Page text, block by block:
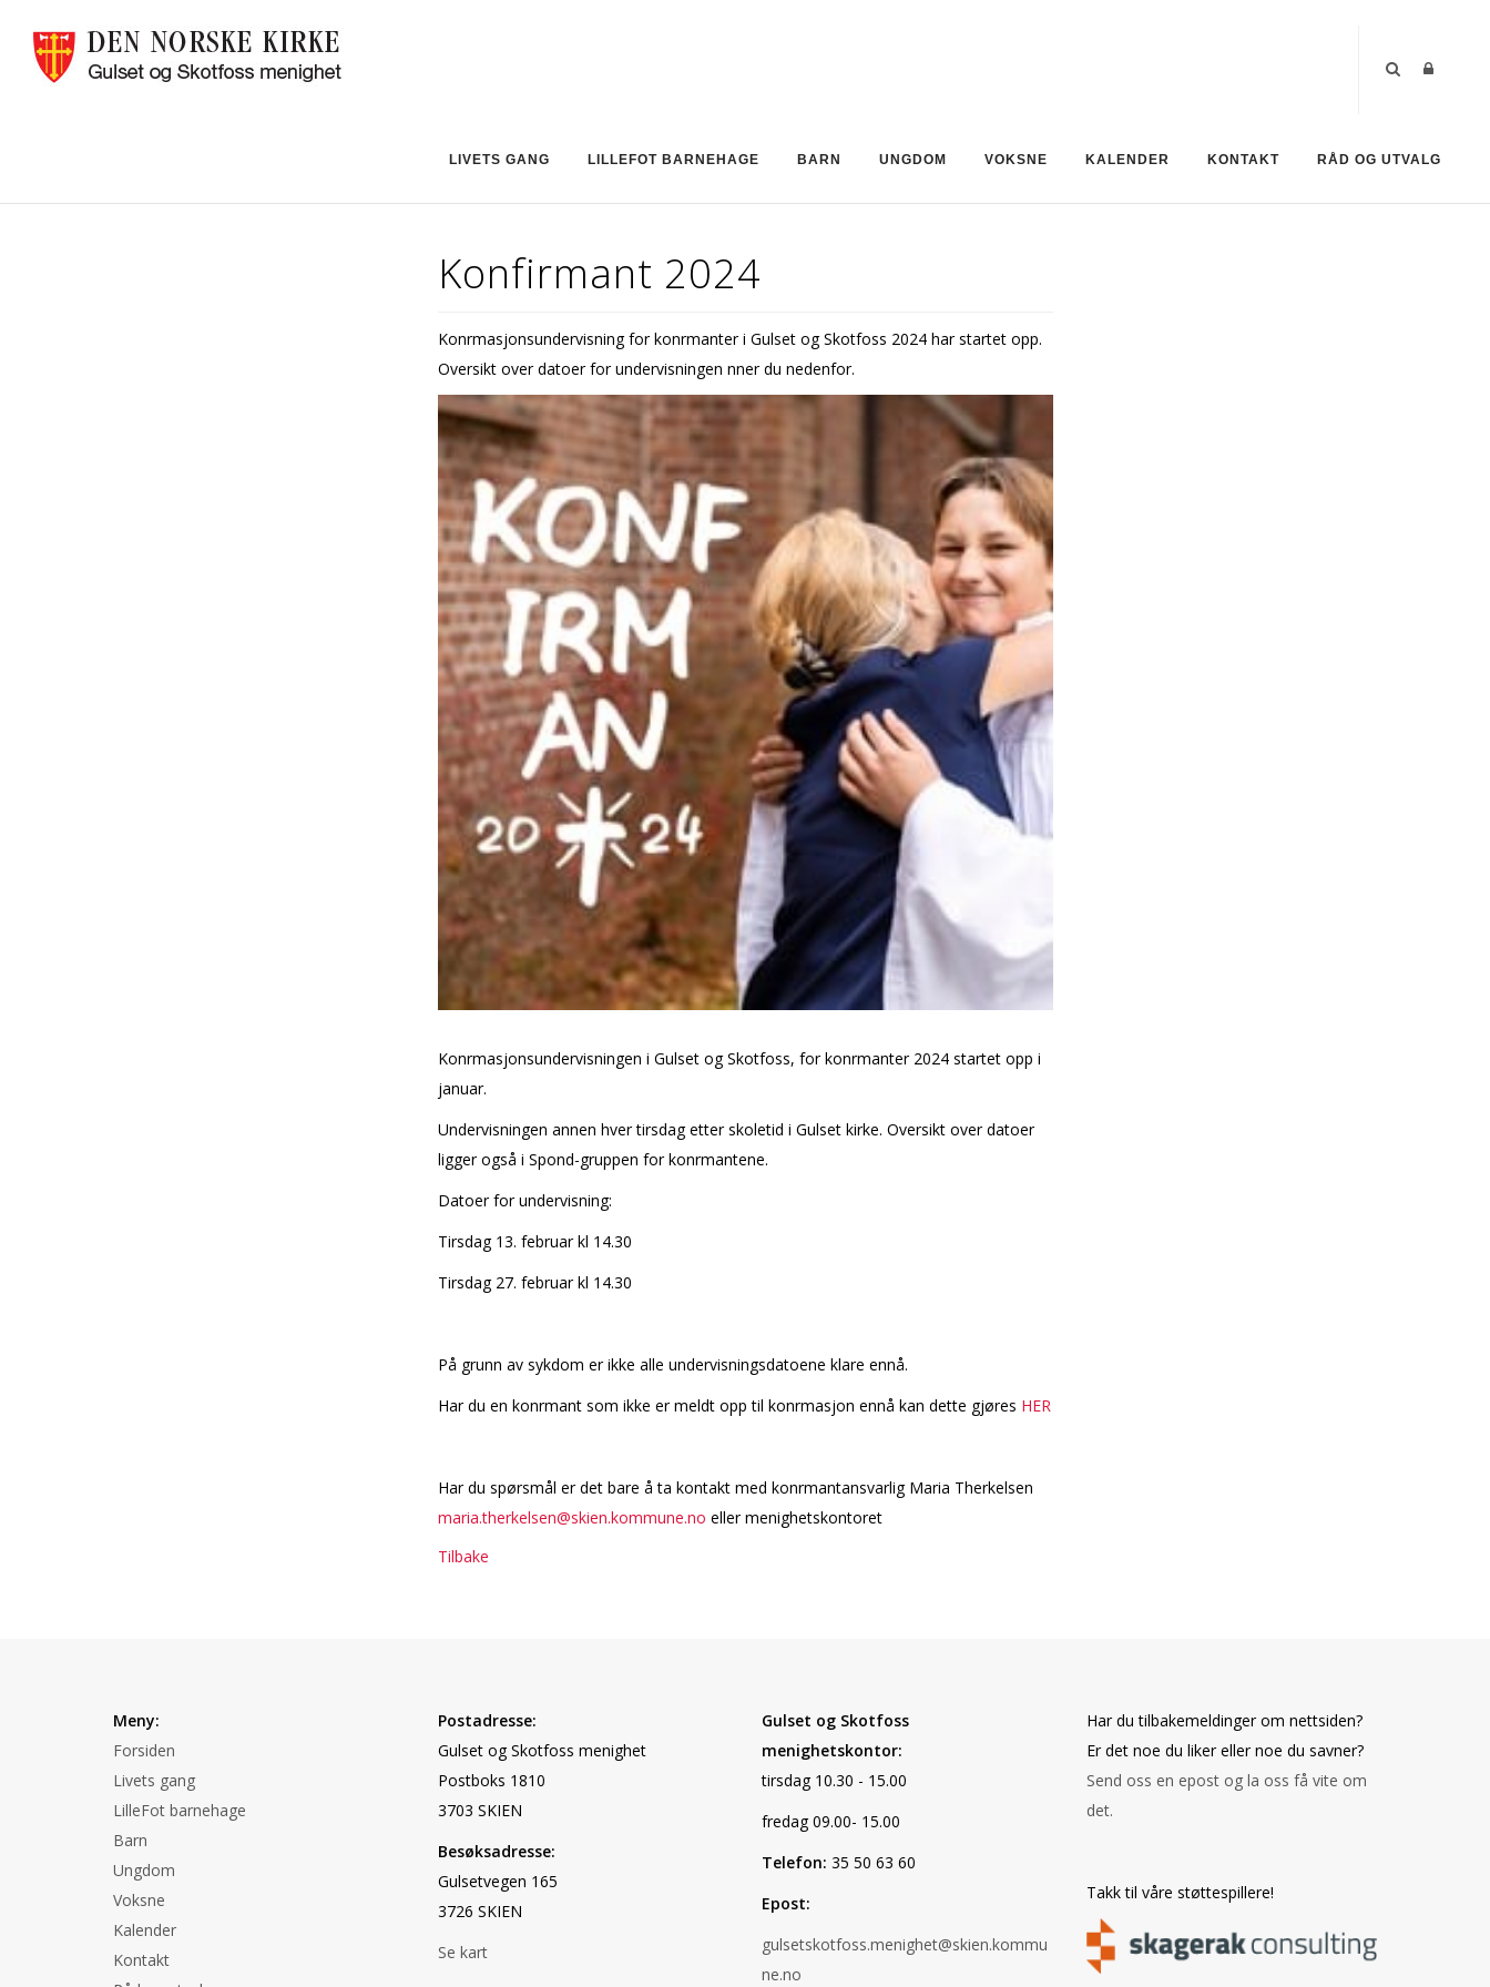
LIVETS GANG LILLEFOT BARNEHAGE BARN UNGDOM VOKSNE KALENDER KONTAKT RÅD OG UTVALG
Konfirmant 2024
Konfirmasjonsundervisning for konfirmanter i Gulset og Skotfoss 2024 har startet opp.
Oversikt over datoer for undervisningen finner du nedenfor.
Konfirmasjonsundervisningen i Gulset og Skotfoss, for konfirmanter 2024 startet opp i
januar.
Undervisningen annen hver tirsdag etter skoletid i Gulset kirke. Oversikt over datoer
ligger også i Spond-gruppen for konfirmantene.
Datoer for undervisning:
Tirsdag 13. februar kl 14.30
Tirsdag 27. februar kl 14.30
På grunn av sykdom er ikke alle undervisningsdatoene klare ennå.
Har du en konfirmant som ikke er meldt opp til konfirmasjon ennå kan dette gjøres HER
Har du spørsmål er det bare å ta kontakt med konfirmantansvarlig Maria Therkelsen
maria.therkelsen@skien.kommune.no eller menighetskontoret
Tilbake
Meny:
Forsiden
Livets gang
LilleFot barnehage
Barn
Ungdom
Voksne
Kalender
Kontakt
Postadresse:
Gulset og Skotfoss menighet
Postboks 1810
3703 SKIEN
Besøksadresse:
Gulsetvegen 165
3726 SKIEN
Se kart
Gulset og Skotfoss
menighetskontor:
tirsdag 10.30 - 15.00
fredag 09.00- 15.00
Telefon: 35 50 63 60
Epost:
gulsetskotfoss.menighet@skien.kommu
ne.no
Har du tilbakemeldinger om nettsiden?
Er det noe du liker eller noe du savner?
Send oss en epost og la oss få vite om
det.
Takk til våre støttespillere!